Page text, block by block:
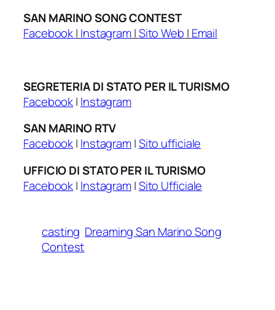
SAN MARINO SONG CONTEST
Facebook| Instagram|Sito Web | Email
SEGRETERIA DI STATO PER IL TURISMO
Facebook| Instagram
SAN MARINO RTV
Facebook| Instagram|Sito ufficiale
UFFICIO DI STATO PER IL TURISMO
Facebook| Instagram|Sito Ufficiale
casting Dreaming San Marino Song
Contest